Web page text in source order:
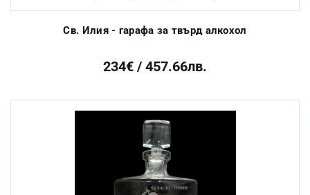
Св. Илия - гарафа за твърд алкохол
234€ / 457.66лв.